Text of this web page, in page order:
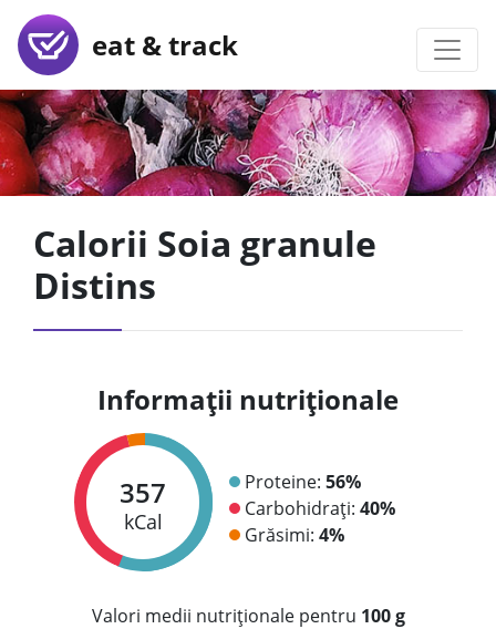
eat & track
Calorii Soia granule
Distins
Informații nutriționale
357
kCal
Proteine: 56%
Carbohidrați: 40%
Grăsimi: 4%
Valori medii nutriționale pentru 100 g